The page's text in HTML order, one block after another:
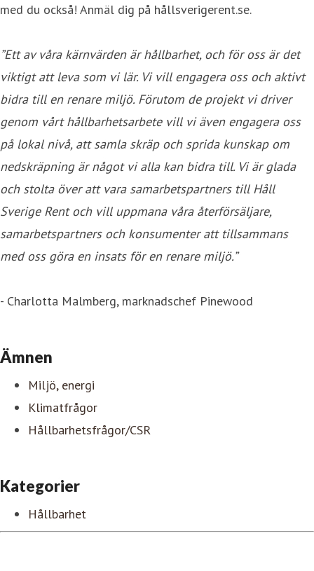
med du också! Anmäl dig på hållsverigerent.se.
”Ett av våra kärnvärden är hållbarhet, och för oss är det
viktigt att leva som vi lär. Vi vill engagera oss och aktivt
bidra till en renare miljö. Förutom de projekt vi driver
genom vårt hållbarhetsarbete vill vi även engagera oss
på lokal nivå, att samla skräp och sprida kunskap om
nedskräpning är något vi alla kan bidra till. Vi är glada
och stolta över att vara samarbetspartners till Håll
Sverige Rent och vill uppmana våra återförsäljare,
samarbetspartners och konsumenter att tillsammans
med oss göra en insats för en renare miljö.”
- Charlotta Malmberg, marknadschef Pinewood
Ämnen
Miljö, energi
Klimatfrågor
Hållbarhetsfrågor/CSR
Kategorier
Hållbarhet